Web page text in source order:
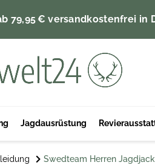
79,95 € versandkostenfrei in
Jagdausrüstung
Swedteam Herren